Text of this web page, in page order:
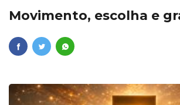
Movimento, escolha e